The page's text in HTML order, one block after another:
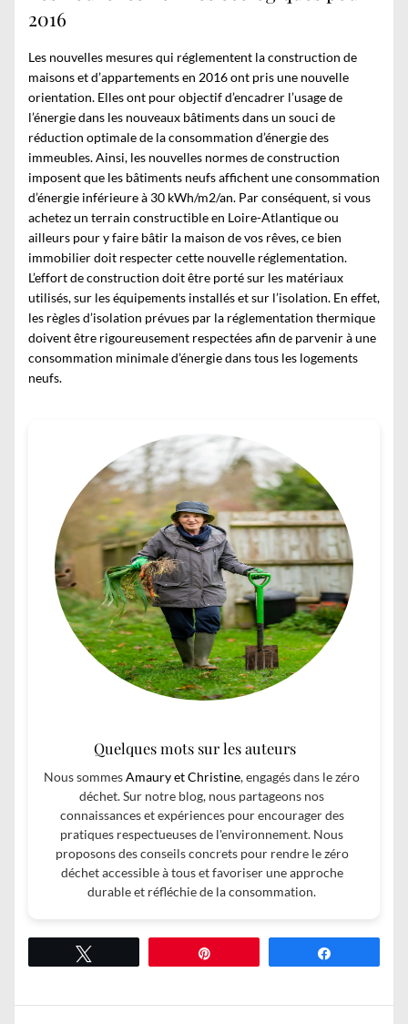
2016
Les nouvelles mesures qui réglementent la construction de
maisons et d’appartements en 2016 ont pris une nouvelle
orientation. Elles ont pour objectif d’encadrer l’usage de
l’énergie dans les nouveaux bâtiments dans un souci de
réduction optimale de la consommation d’énergie des
immeubles. Ainsi, les nouvelles normes de construction
imposent que les bâtiments neufs affichent une consommation
d’énergie inférieure à 30 kWh/m2/an. Par conséquent, si vous
achetez un terrain constructible en Loire-Atlantiqueou
ailleurs pour y faire bâtir la maison de vos rêves, ce bien
immobilier doit respecter cette nouvelle réglementation.
L’effort de construction doit être porté sur les matériaux
utilisés, sur les équipements installés et sur l’isolation. En effet,
les règles d’isolation prévues par la réglementation thermique
doivent être rigoureusement respectées afin de parvenir à une
consommation minimale d’énergie dans tous les logements
neufs.
Quelques mots sur les auteurs
Nous sommesAmaury et Christine, engagés dans le zéro
déchet. Sur notre blog, nous partageons nos
connaissances et expériences pour encourager des
pratiques respectueuses de l'environnement. Nous
proposons des conseils concrets pour rendre le zéro
déchet accessible à tous et favoriser une approche
durable et réfléchie de la consommation.